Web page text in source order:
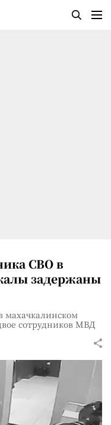
СВО в
задержаны
махачкалинском
сотрудников МВД